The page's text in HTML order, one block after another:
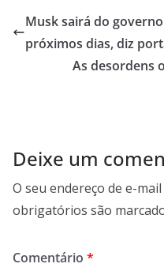
s
A
er b
o
o
a
Musk sairá do
próximos dias, diz
As desordens
Deixe um
O seu endereço de e-
obrigatórios são
Comentário *